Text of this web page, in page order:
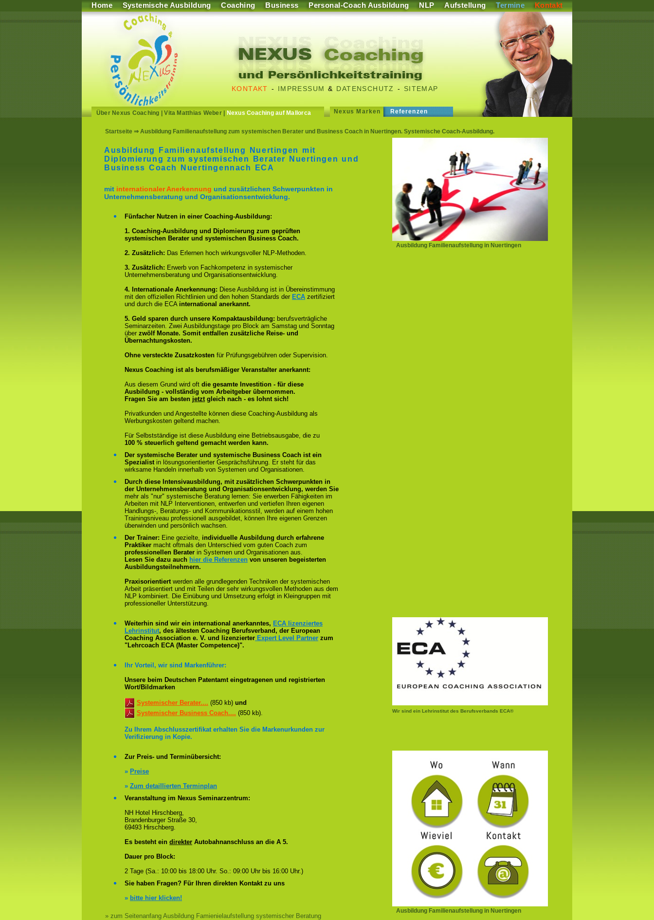
Home Systemische Ausbildung Coaching Business Personal-Coach Ausbildung NLP Aufstellung Termine Kontakt
KONTAKT - IMPRESSUM & DATENSCHUTZ - SITEMAP
Über Nexus Coaching |Vita Matthias Weber| Nexus Coaching auf Mallorca Nexus Marken Referenzen
Startseite ⇒ Ausbildung Familienaufstellung zum systemischen Berater und Business Coach in Nuertingen. Systemische Coach-Ausbildung.
Ausbildung Familienaufstellung in Nuertingen
Ausbildung Familienaufstellung Nuertingen mit
Diplomierung zum systemischen Berater Nuertingen und
Business Coach Nuertingennach ECA
mit internationaler Anerkennung und zusätzlichen Schwerpunkten in
Unternehmensberatung und Organisationsentwicklung.
Fünfacher Nutzen in einer Coaching-Ausbildung:
1. Coaching-Ausbildung und Diplomierung zum geprüften
systemischen Berater und systemischen Business Coach.
2. Zusätzlich: Das Erlernen hoch wirkungsvoller NLP-Methoden.
3. Zusätzlich: Erwerb von Fachkompetenz in systemischer
Unternehmensberatung und Organisationsentwicklung.
4. Internationale Anerkennung: Diese Ausbildung ist in Übereinstimmung
mit den offiziellen Richtlinien und den hohen Standards der ECA zertifiziert
und durch die ECA international anerkannt.
5. Geld sparen durch unsere Kompaktausbildung: berufsverträgliche
Seminarzeiten. Zwei Ausbildungstage pro Block am Samstag und Sonntag
über zwölf Monate. Somit entfallen zusätzliche Reise- und
Übernachtungskosten.
Ohne versteckte Zusatzkosten für Prüfungsgebühren oder Supervision.
Nexus Coaching ist als berufsmäßiger Veranstalter anerkannt:
Aus diesem Grund wird oft die gesamte Investition - für diese
Ausbildung - vollständig vom Arbeitgeber übernommen.
Fragen Sie am besten jetztgleich nach - es lohnt sich!
Privatkunden und Angestellte können diese Coaching-Ausbildung als
Werbungskosten geltend machen.
Für Selbstständige ist diese Ausbildung eine Betriebsausgabe, die zu
100 % steuerlich geltend gemacht werden kann.
Der systemische Berater und systemische Business Coach ist ein
Spezialist in lösungsorientierter Gesprächsführung. Er steht für das
wirksame Handeln innerhalb von Systemen und Organisationen.
Durch diese Intensivausbildung, mit zusätzlichen Schwerpunkten in
der Unternehmensberatung und Organisationsentwicklung, werden Sie
mehr als "nur" systemische Beratung lernen: Sie erwerben Fähigkeiten im
Arbeiten mit NLP Interventionen, entwerfen und vertiefen Ihren eigenen
Handlungs-, Beratungs- und Kommunikationsstil, werden auf einem hohen
Trainingsniveau professionell ausgebildet, können Ihre eigenen Grenzen
überwinden und persönlich wachsen.
Der Trainer: Eine gezielte, individuelle Ausbildung durch erfahrene
Praktiker macht oftmals den Unterschied vom guten Coach zum
professionellen Berater in Systemen und Organisationen aus.
Lesen Sie dazu auch hier die Referenzen von unseren begeisterten
Ausbildungsteilnehmern.
Praxisorientiertwerden alle grundlegenden Techniken der systemischen
Arbeit präsentiert und mit Teilen der sehr wirkungsvollen Methoden aus dem
NLP kombiniert. Die Einübung und Umsetzung erfolgt in Kleingruppen mit
professioneller Unterstützung.
Wir sind ein Lehrinstitut des Berufsverbands ECA®
Weiterhin sind wir ein international anerkanntes, ECA lizenziertes
Lehrinstitut, des ältesten Coaching Berufsverband, der European
Coaching Association e. V. und lizenzierter Expert Level Partner zum
"Lehrcoach ECA (Master Competence)".
Ihr Vorteil, wir sind Markenführer:
Unsere beim Deutschen Patentamt eingetragenen und registrierten
Wort/Bildmarken
Systemischer Berater.... (850 kb) und
Systemischer Business Coach.... (850 kb).
Zu Ihrem Abschlusszertifikat erhalten Sie die Markenurkunden zur
Verifizierung in Kopie.
Ausbildung Familienaufstellung in Nuertingen
Zur Preis- und Terminübersicht:
» Preise
» Zum detaillierten Terminplan
Veranstaltung im Nexus Seminarzentrum:
NH Hotel Hirschberg,
Brandenburger Straße 30,
69493 Hirschberg.
Es besteht ein direkter Autobahnanschluss an die A 5.
Dauer pro Block:
2 Tage (Sa.: 10:00 bis 18:00 Uhr. So.: 09:00 Uhr bis 16:00 Uhr.)
Sie haben Fragen? Für Ihren direkten Kontakt zu uns
» bitte hier klicken!
» zum Seitenanfang Ausbildung Famienielaufstellung systemischer Beratung